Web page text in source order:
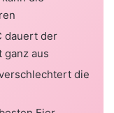
dauert der
ganz aus
die